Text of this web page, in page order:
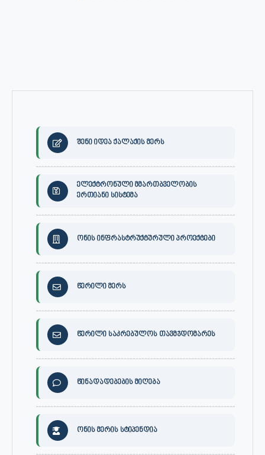
შენი იდეა ქალაქის მერს
ელექტრონული მმართბველობის
ერთიანი სისტემა
ონის ინფრასტრუქტურული პროექტები
წერილი მერს
წერილი საკრებულოს თავმჯდომარეს
წინადადებების მიღება
ონის მერის სტიპენდია